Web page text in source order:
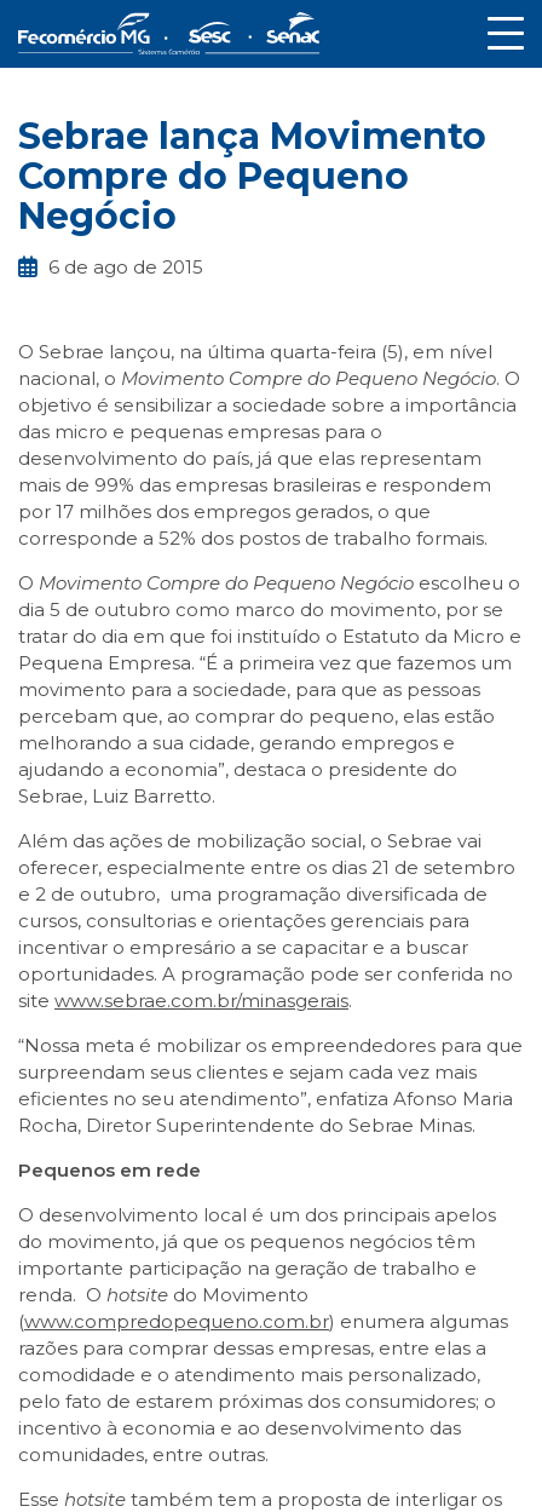
Sebrae lança Movimento
Compre do Pequeno
Negócio
6 de ago de 2015
O Sebrae lançou, na última quarta-feira (5), em nível
nacional, o Movimento Compre do Pequeno Negócio. O
objetivo é sensibilizar a sociedade sobre a importância
das micro e pequenas empresas para o
desenvolvimento do país, já que elas representam
mais de 99% das empresas brasileiras e respondem
por 17 milhões dos empregos gerados, o que
corresponde a 52% dos postos de trabalho formais.
O Movimento Compre do Pequeno Negócio escolheu o
dia 5 de outubro como marco do movimento, por se
tratar do dia em que foi instituído o Estatuto da Micro e
Pequena Empresa. “É a primeira vez que fazemos um
movimento para a sociedade, para que as pessoas
percebam que, ao comprar do pequeno, elas estão
melhorando a sua cidade, gerando empregos e
ajudando a economia”, destaca o presidente do
Sebrae, Luiz Barretto.
Além das ações de mobilização social, o Sebrae vai
oferecer, especialmente entre os dias 21 de setembro
e 2 de outubro, uma programação diversificada de
cursos, consultorias e orientações gerenciais para
incentivar o empresário a se capacitar e a buscar
oportunidades. A programação pode ser conferida no
site www.sebrae.com.br/minasgerais.
“Nossa meta é mobilizar os empreendedores para que
surpreendam seus clientes e sejam cada vez mais
eficientes no seu atendimento”, enfatiza Afonso Maria
Rocha, Diretor Superintendente do Sebrae Minas.
Pequenos em rede
O desenvolvimento local é um dos principais apelos
do movimento, já que os pequenos negócios têm
importante participação na geração de trabalho e
renda. O hotsite do Movimento
(www.compredopequeno.com.br) enumera algumas
razões para comprar dessas empresas, entre elas a
comodidade e o atendimento mais personalizado,
pelo fato de estarem próximas dos consumidores; o
incentivo à economia e ao desenvolvimento das
comunidades, entre outras.
Esse hotsite também tem a proposta de interligar os